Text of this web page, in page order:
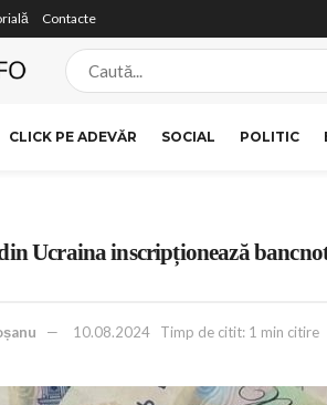
Contacte
CLICK PE ADEVĂR SOCIAL POLITIC
Ucraina inscripționează
10.08.2024 Timp de citit: 1 min citire